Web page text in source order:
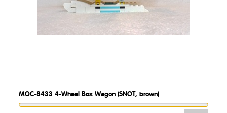
MOC-8433 4-Wheel Box Wagon (SNOT, brown)